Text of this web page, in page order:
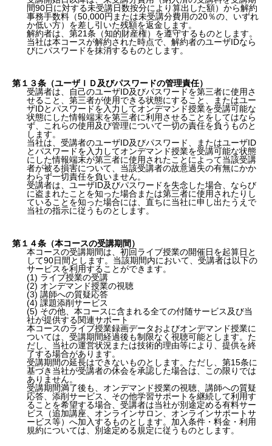
間90日に対する未受講日数按分により算出した額）から解約
事務手数料（50,000円または未受講分費用の20％の、いずれ
か低い方）を差し引いた残額を返金します。
解約者は、第21条（知的財産権）を遵守するものとします。
当社は本コースが解約された時点で、解約者のユーザIDなら
びにパスワードを抹消するものとします。
第１３条（ユーザＩＤ及びパスワードの管理責任）
受講者は、自己のユーザID及びパスワードを第三者に使用さ
せること、第三者が使用できる状態にすること、またはユー
ザIDとパスワードを入力してオンデマンド授業を受講可能な
状態にした情報端末を第三者に利用させることをしてはなら
ず、これらの使用及び管理について一切の責任を負うものと
します。
当社は、受講者のユーザID及びパスワード、またはユーザID
とパスワードを入力してオンデマンド授業を受講可能な状態
にした情報端末が第三者に使用されたことによって当該受講
者が被る損害について、当該受講者の故意過失の有無にかか
わらず一切責任を負いません。
受講者は、ユーザID及びパスワードを失念した場合、ならび
に盗まれたことを知った場合または第三者に使用されたりし
ていることを知った場合には、直ちに当社に申し出たうえで
当社の指示に従うものとします。
第１４条（本コースの受講期間）
本コースの受講期間は、初回ライブ授業の開催日を起算日と
して90日間とします。当該期間内において、受講者は以下の
サービスを利用することができます。
(1) ライブ授業の受講
(2) オンデマンド授業の視聴
(3) 講師への質疑応答
(4) 課題添削サービス
(5) その他、本コースに含まれる全ての付随サービス及び当
社が提供する関連サポート
本コースのライブ授業録画データおよびオンデマンド授業に
ついては、受講期間経過後も制限なく視聴可能とします。た
だし、当社の運営状況または技術的理由等により、提供を終
了する場合があります。
受講期間の延長はできないものとします。ただし、第15条に
基づき当社が受講者の休会を承認した場合は、この限りでは
ありません。
受講期間満了後も、オンデマンド授業の視聴、講師への質疑
応答、添削サービス、その他学習サポートを継続して利用す
ることを希望する場合、受講者は当社が別途定める有料サー
ビス（追加講座、オンラインサロン、オンラインサポートサ
ービス等）へ加入するものとします。加入条件・料金・利用
規約については、別途定める規定に従うものとします。